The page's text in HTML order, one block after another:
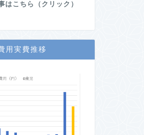
はこちら（クリック）
用実費推移